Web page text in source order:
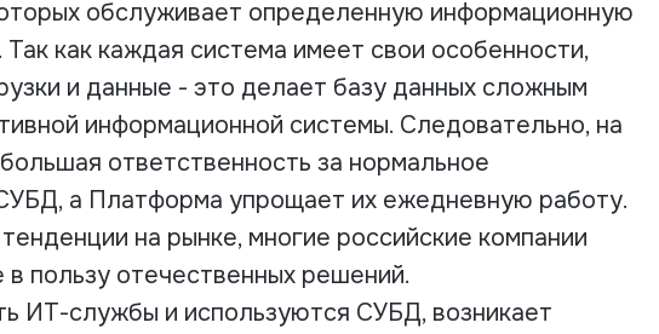
обслуживает определенную информационную
как каждая система имеет свои особенности,
и данные - это делает базу данных сложным
информационной системы. Следовательно, на
ответственность за нормальное
а Платформа упрощает их ежедневную работу.
на рынке, многие российские компании
пользу отечественных решений.
ИТ-службы и используются СУБД, возникает